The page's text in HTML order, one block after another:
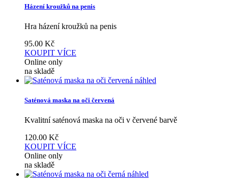
Házení kroužků na penis
Hra házení kroužků na penis
95.00 Kč
KOUPIT VÍCE
Online only
na skladě
náhled
Saténová maska na oči červená
Kvalitní saténová maska na oči v červené barvě
120.00 Kč
KOUPIT VÍCE
Online only
na skladě
náhled